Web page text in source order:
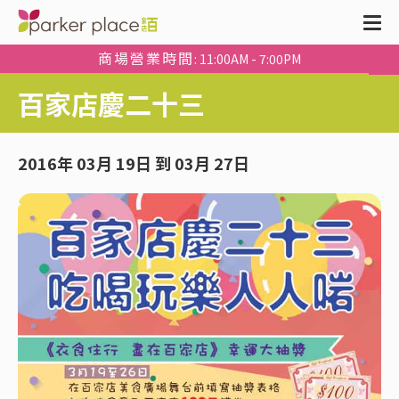
商場營業時間 : 11:00AM - 7:00PM
百家店慶二十三
2016年 03月 19日 到 03月 27日